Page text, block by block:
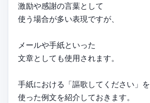
激励や感謝の言葉として
使う場合が多い表現ですが、
メールや手紙といった
文章としても使用されます。
手紙における「謳歌してください」を
使った例文を紹介しておきます。